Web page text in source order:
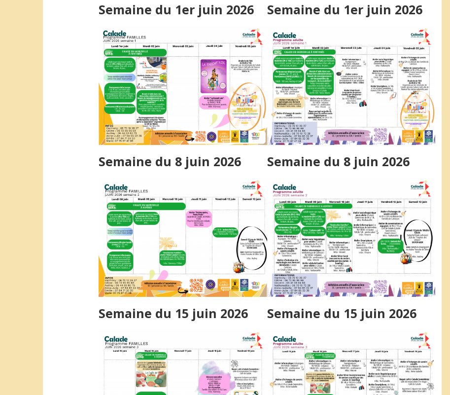
Semaine du 1er juin 2026
Semaine du 8 juin 2026
Semaine du 15 juin 2026
Semaine du 1er juin 2026
Semaine du 8 juin 2026
Semaine du 15 juin 2026